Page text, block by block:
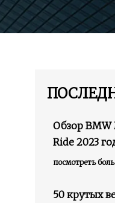
Обзор BMW
Ride 2023
посмотреть
50 крутых